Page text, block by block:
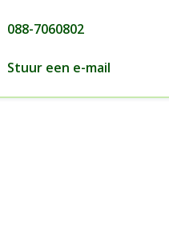
088-7060802
Stuur een e-mail